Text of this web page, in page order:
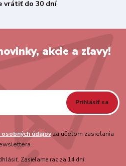
vrátiť do 30 dní
akcie a zľavy!
Prihlásiť sa
údajovza účelom zasielania
Zasielame raz za 14 dní.